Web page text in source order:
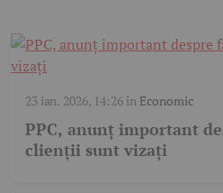
23 ian. 2026, 14:26în Economic
PPC, anunț important
clienții sunt vizați